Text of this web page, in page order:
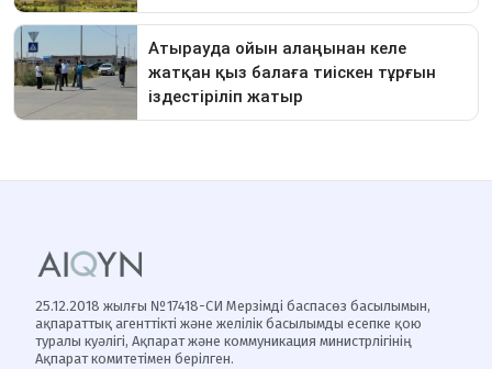
25.12.2018 жылғы №17418-СИ Мерзімді баспасөз басылымын,
ақпараттық агенттікті және желілік басылымды есепке қою
туралы куәлігі, Ақпарат және коммуникация министрлігінің
Ақпарат комитетімен берілген.